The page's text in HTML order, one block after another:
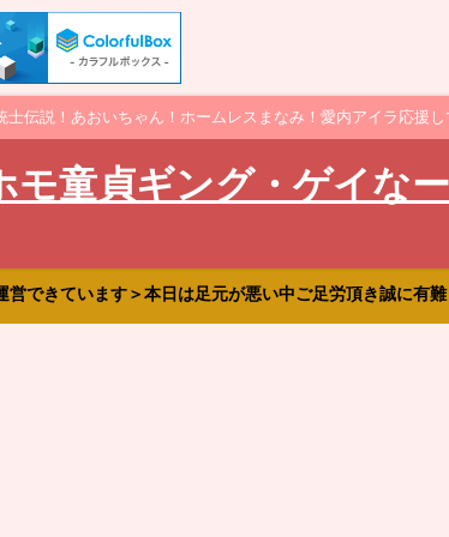
伝説！あおいちゃん！ホームレスまなみ！愛内アイラ応援し
童貞ギング・ゲイな
できています＞本日は足元が悪い中ご足労頂き誠に有難